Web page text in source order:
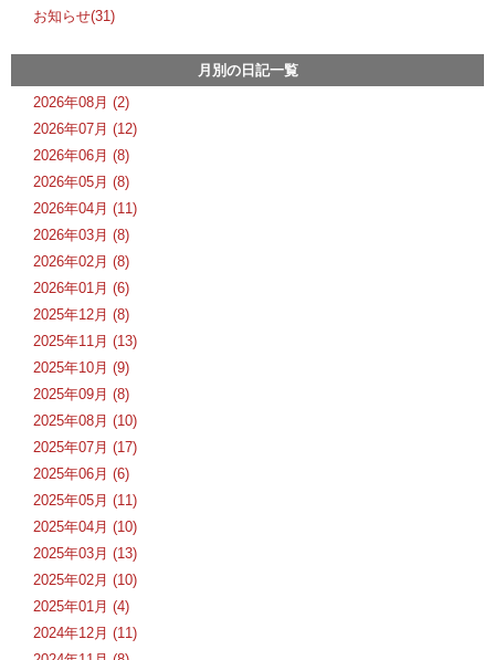
お知らせ(31)
月別の日記一覧
2026年08月 (2)
2026年07月 (12)
2026年06月 (8)
2026年05月 (8)
2026年04月 (11)
2026年03月 (8)
2026年02月 (8)
2026年01月 (6)
2025年12月 (8)
2025年11月 (13)
2025年10月 (9)
2025年09月 (8)
2025年08月 (10)
2025年07月 (17)
2025年06月 (6)
2025年05月 (11)
2025年04月 (10)
2025年03月 (13)
2025年02月 (10)
2025年01月 (4)
2024年12月 (11)